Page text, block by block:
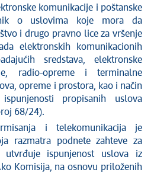
komunikacije i poštanske
o uslovima koje mora da
i drugo pravno lice za vršenje
elektronskih komunikacionih
sredstava, elektronske
radio-opreme i terminalne
opreme i prostora, kao i način
propisanih uslova
68/24).
i telekomunikacija je
razmatra podnete zahteve za
utvrđuje ispunjenost uslova iz
Komisija, na osnovu priloženih